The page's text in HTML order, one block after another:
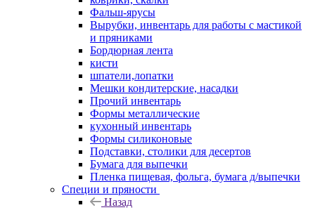
Фальш-ярусы
Вырубки, инвентарь для работы с мастикой
и пряниками
Бордюрная лента
кисти
шпатели,лопатки
Мешки кондитерские, насадки
Прочий инвентарь
Формы металлические
кухонный инвентарь
Формы силиконовые
Подставки, столики для десертов
Бумага для выпечки
Пленка пищевая, фольга, бумага д/выпечки
Специи и пряности
Назад